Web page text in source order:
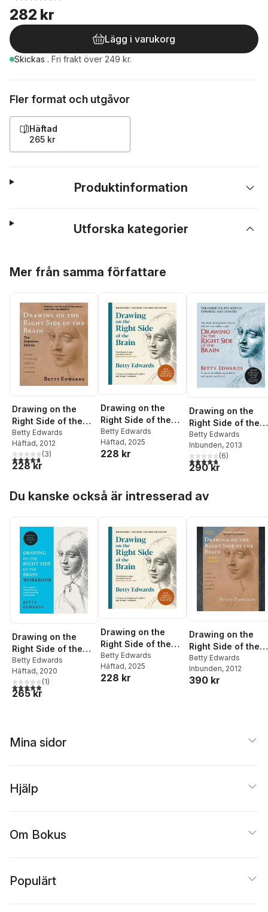
282 kr
Lägg i varukorg
Skickas . Fri frakt över 249 kr.
Fler format och utgåvor
Häftad
265 kr
Produktinformation
Utforska kategorier
Mer från samma författare
Drawing on the
Right Side of the
Brain
Betty Edwards
Häftad, 2012
4,7utav 5 stjärnor. Totalt antal röster:
(3)
228 kr
Drawing on the
Right Side of the
Brain
Betty Edwards
Häftad, 2025
228 kr
Drawing on the
Right Side of the
Brain
Betty Edwards
Inbunden, 2013
4,8utav 5 stjärnor.
(6)
290 kr
Du kanske också är intresserad av
Drawing on the
Right Side of the
Brain Workbook
Betty Edwards
Häftad, 2020
5,0utav 5 stjärnor. Totalt antal röster:
(1)
265 kr
Drawing on the
Right Side of the
Brain
Betty Edwards
Häftad, 2025
228 kr
Drawing on the
Right Side of the
Brain
Betty Edwards
Inbunden, 2012
390 kr
Mina sidor
Hjälp
Om Bokus
Populärt